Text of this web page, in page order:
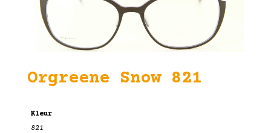
Orgreene Snow 821
Kleur
821